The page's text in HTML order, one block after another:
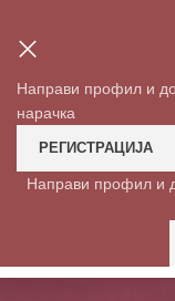
Направи профил и
нарачка
РЕГИСТРАЦИЈА
Направи профил и